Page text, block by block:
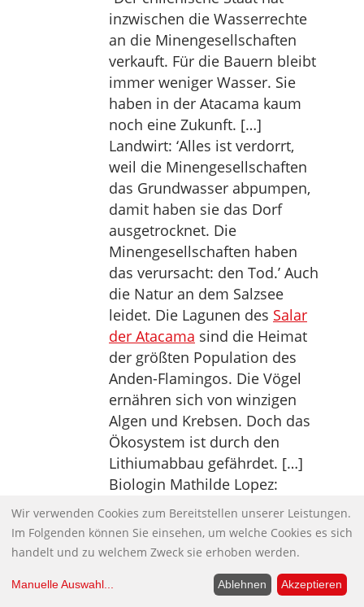
inzwischen die Wasserrechte
an die Minengesellschaften
verkauft. Für die Bauern bleibt
immer weniger Wasser. Sie
haben in der Atacama kaum
noch eine Zukunft. […]
Landwirt: ‘Alles ist verdorrt,
weil die Minengesellschaften
das Grundwasser abpumpen,
damit haben sie das Dorf
ausgetrocknet. Die
Minengesellschaften haben
das verursacht: den Tod.’ Auch
die Natur an dem Salzsee
leidet. Die Lagunen des Salar
der Atacama sind die Heimat
der größten Population des
Anden-Flamingos. Die Vögel
ernähren sich von winzigen
Algen und Krebsen. Doch das
Ökosystem ist durch den
Lithiumabbau gefährdet. […]
Biologin Mathilde Lopez:
‘Überall wo man jetzt nur noch
Salzebene sieht, war vorher
Wasser. Es gab hier keine
Salzebene. Wenn der Anden-
Flamingo ausstirbt,
Wir verwenden Cookies zum Bereitstellen unserer Leistungen.
Im Folgenden können Sie einsehen, um welche Cookies es sich
handelt und zu welchem Zweck sie erhoben werden.
Manuelle Auswahl... Ablehnen Akzeptieren